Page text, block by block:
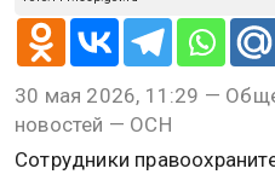
30 мая 2026, 11:29 —
новостей — ОСН
Сотрудники